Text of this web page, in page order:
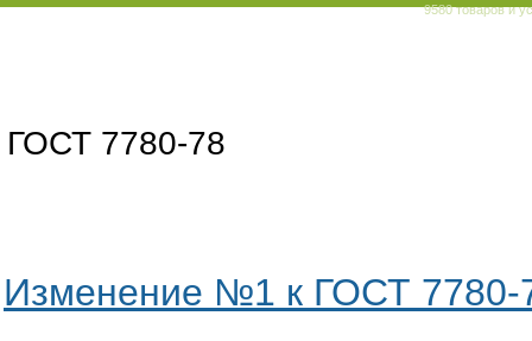
9580 товаров и
ГОСТ 7780-78
Изменение №1 к ГОСТ 7780-